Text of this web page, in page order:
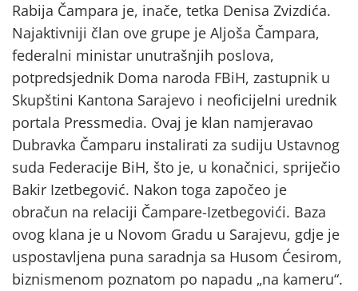
Rabija Čampara je, inače, tetka Denisa Zvizdića.
Najaktivniji član ove grupe je Aljoša Čampara,
federalni ministar unutrašnjih poslova,
potpredsjednik Doma naroda FBiH, zastupnik u
Skupštini Kantona Sarajevo i neoficijelni urednik
portala Pressmedia. Ovaj je klan namjeravao
Dubravka Čamparu instalirati za sudiju Ustavnog
suda Federacije BiH, što je, u konačnici, spriječio
Bakir Izetbegović. Nakon toga započeo je
obračun na relaciji Čampare-Izetbegovići. Baza
ovog klana je u Novom Gradu u Sarajevu, gdje je
uspostavljena puna saradnja sa Husom Ćesirom,
biznismenom poznatom po napadu „na kameru“.